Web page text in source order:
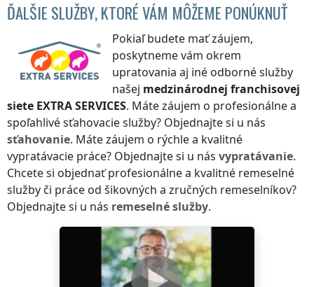
ĎALŠIE SLUŽBY, KTORÉ VÁM MÔŽEME PONÚKNUŤ
Pokiaľ budete mať záujem,
poskytneme vám okrem
upratovania aj iné odborné služby
našej medzinárodnej franchisovej
siete EXTRA SERVICES. Máte záujem o profesionálne a
spoľahlivé sťahovacie služby? Objednajte si u nás
sťahovanie. Máte záujem o rýchle a kvalitné
vypratávacie práce? Objednajte si u nás vypratávanie.
Chcete si objednať profesionálne a kvalitné remeselné
služby či práce od šikovných a zručných remeselníkov?
Objednajte si u nás remeselné služby.